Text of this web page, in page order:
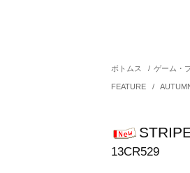
ボトムス / ゲーム・
FEATURE /
13CR529